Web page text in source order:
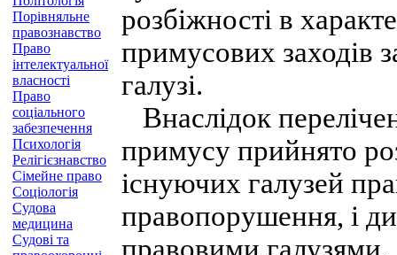
Порівняльне
правознавство
Право
інтелектуальної
власності
Право
соціального
забезпечення
Психологія
Релігієзнавство
Сімейне право
Соціологія
Судова
медицина
Судові та
розбіжності в
примусових заходів
галузі.
Внаслідок
примусу прийнято
існуючих галузей
правопорушення, і